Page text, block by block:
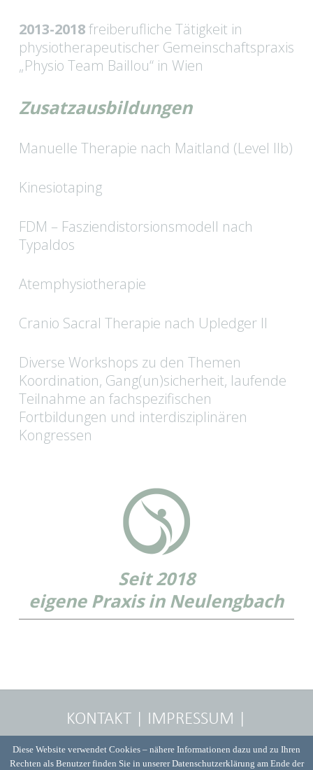
2013-2018freiberufliche Tätigkeit in
physiotherapeutischer Gemeinschaftspraxis
„Physio Team Baillou“ in Wien
Zusatzausbildungen
Manuelle Therapie nach Maitland (Level IIb)
Kinesiotaping
FDM – Fasziendistorsionsmodell nach
Typaldos
Atemphysiotherapie
Cranio Sacral Therapie nach Upledger II
Diverse Workshops zu den Themen
Koordination, Gang(un)sicherheit, laufende
Teilnahme an fachspezifischen
Fortbildungen und interdisziplinären
Kongressen
Seit 2018
eigene Praxis in Neulengbach
KONTAKT | IMPRESSUM |
DATENSCHUTZ© 2026 Stephanie
Diese Website verwendet Cookies – nähere Informationen dazu und zu Ihren
Rechten als Benutzer finden Sie in unserer Datenschutzerklärung am Ende der